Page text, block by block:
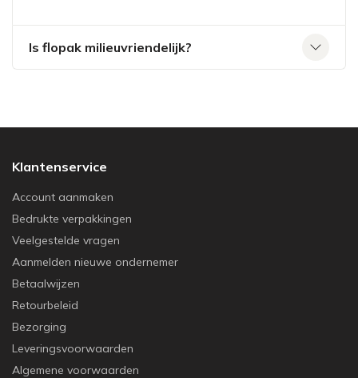
Is flopak milieuvriendelijk?
Klantenservice
Account aanmaken
Bedrukte verpakkingen
Veelgestelde vragen
Aanmelden nieuwe ondernemer
Betaalwijzen
Retourbeleid
Bezorging
Leveringsvoorwaarden
Algemene voorwaarden